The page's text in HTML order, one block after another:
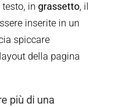
in grassetto, il
inserite in un
spiccare
della pagina
più di una